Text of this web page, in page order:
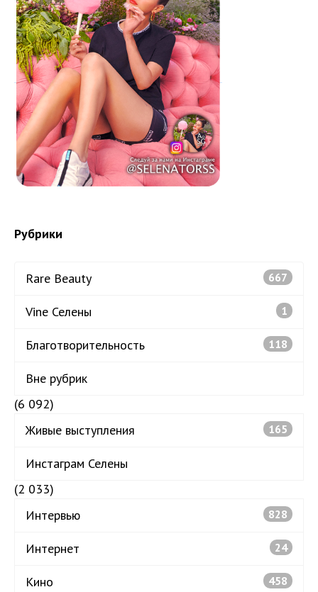
Рубрики
Rare Beauty 667
Vine Селены 1
Благотворительность 118
Вне рубрик
(6 092)
Живые выступления
165
Инстаграм Селены
(2 033)
Интервью
828
Интернет 24
Кино 458